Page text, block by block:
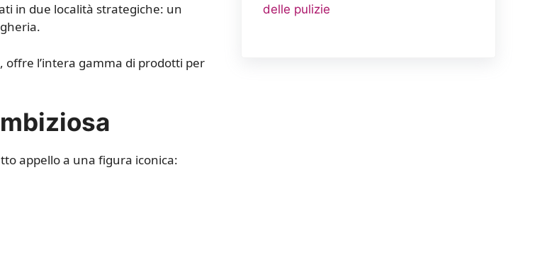
in due località strategiche: un
l’intera gamma di prodotti per
appello a una figura iconica:
delle pulizie